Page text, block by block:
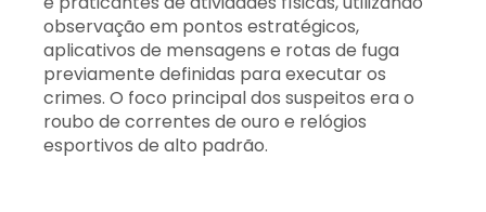
observação em pontos estratégicos,
aplicativos de mensagens e rotas de fuga
previamente definidas para executar os
crimes. O foco principal dos suspeitos era o
roubo de correntes de ouro e relógios
esportivos de alto padrão.